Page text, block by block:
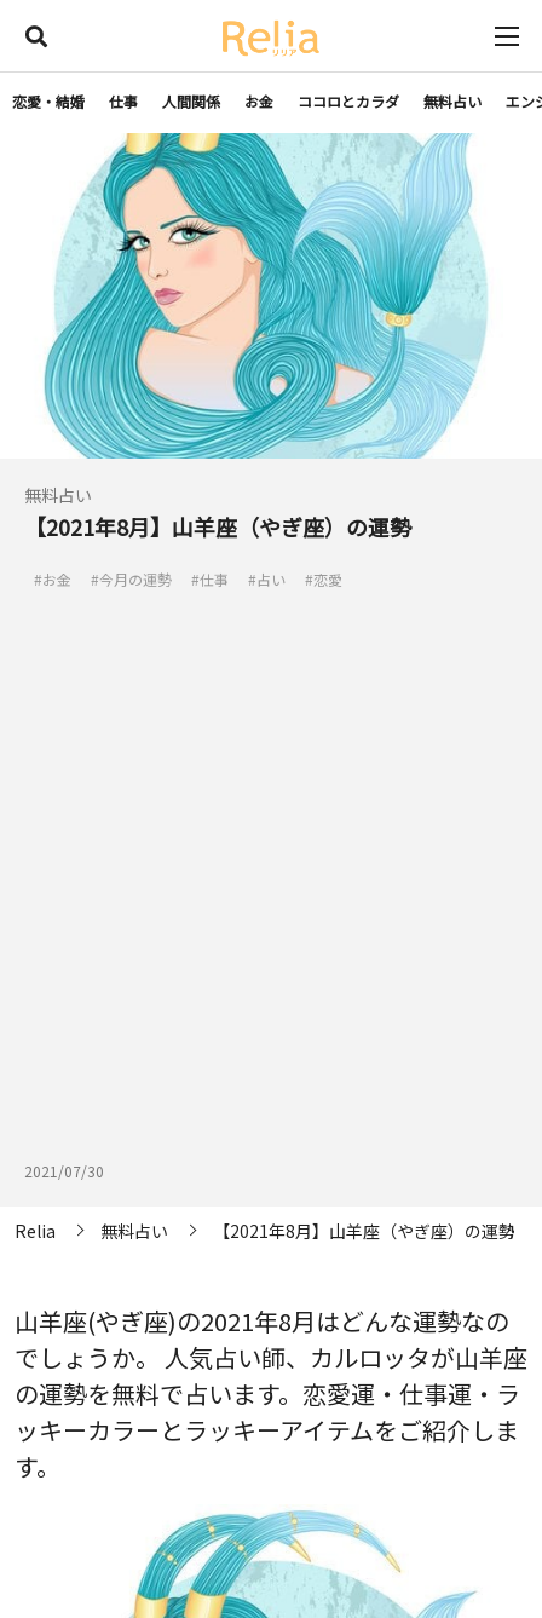
恋愛・結婚 仕事 人間関係 お金 ココロとカラダ 無料占い エン
無料占い
【2021年8月】山羊座（やぎ座）の運勢
お金 今月の運勢 仕事 占い 恋愛
2021/07/30
Relia 無料占い 【2021年8月】山羊座（やぎ座）の運勢
山羊座(やぎ座)の2021年8月はどんな運勢なの
でしょうか。 人気占い師、カルロッタが山羊座
の運勢を無料で占います。恋愛運・仕事運・ラ
ッキーカラーとラッキーアイテムをご紹介しま
す。